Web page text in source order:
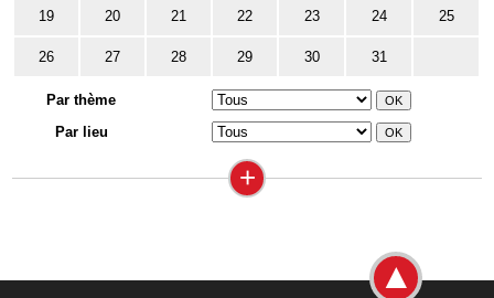
19 20 21 22 23 24 25
26 27 28 29 30 31
Par thème
Par lieu
+